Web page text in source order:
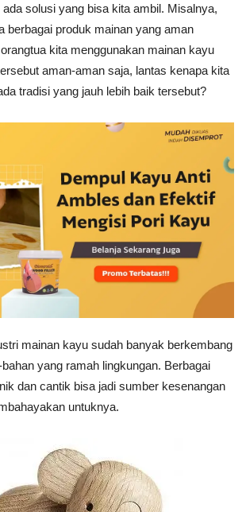
solusi yang bisa kita ambil. Misalnya,
berbagai produk mainan yang aman
kita menggunakan mainan kayu
aman-aman saja, lantas kenapa kita
tradisi yang jauh lebih baik tersebut?
mainan kayu sudah banyak berkembang
yang ramah lingkungan. Berbagai
dan cantik bisa jadi sumber kesenangan
untuknya.